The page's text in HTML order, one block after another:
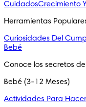
CuidadosCrecimiento
Herramientas
Curiosidades Del
Bebé
Conoce los secretos
Bebé (3-12 Meses)
Actividades Para Hacer